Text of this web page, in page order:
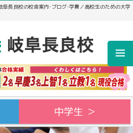
長良校の校舎案内･ブログ･学費／高校生のための大学
中学生 ＞